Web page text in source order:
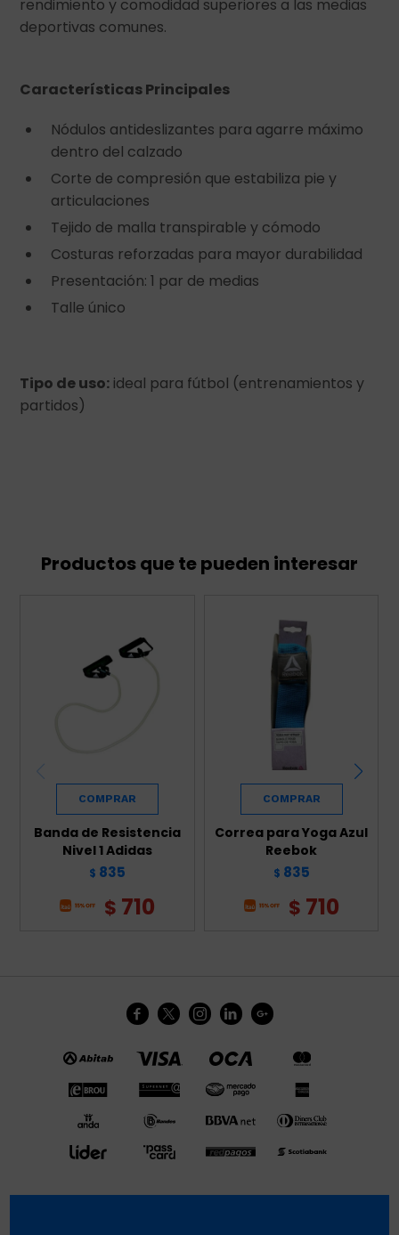
rendimiento y comodidad superiores a las medias
deportivas comunes.
Características Principales
Nódulos antideslizantes para agarre máximo
dentro del calzado
Corte de compresión que estabiliza pie y
articulaciones
Tejido de malla transpirable y cómodo
Costuras reforzadas para mayor durabilidad
Presentación: 1 par de medias
Talle único
Tipo de uso: ideal para fútbol (entrenamientos y
partidos)
Productos que te pueden interesar
Banda de Resistencia
Nivel 1 Adidas
$ 835
$ 710
Correa para Yoga Azul
Reebok
$ 835
$ 710
    